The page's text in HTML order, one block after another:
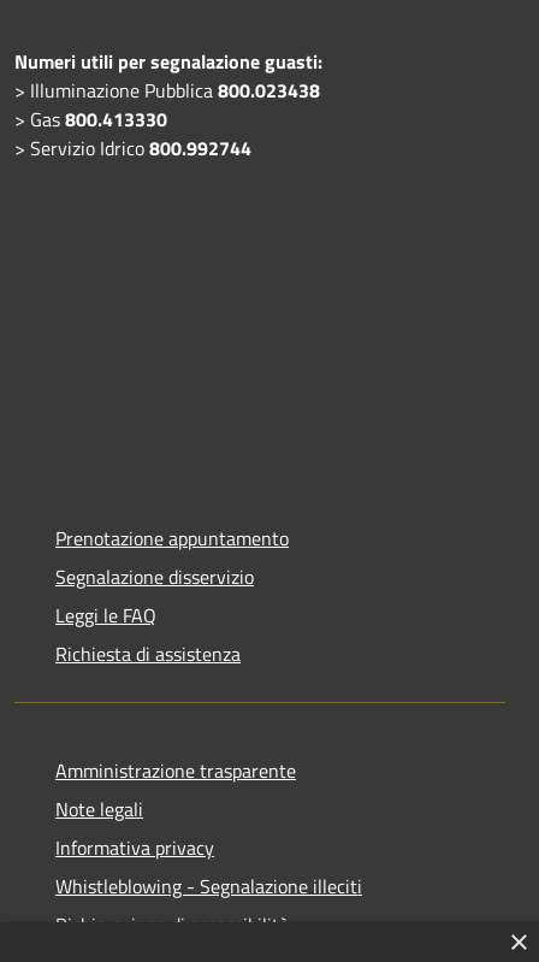
Numeri utili per segnalazione guasti:
> Illuminazione Pubblica800.023438
> Gas800.413330
> Servizio Idrico800.992744
Prenotazione appuntamento
Segnalazione disservizio
Leggi le FAQ
Richiesta di assistenza
Amministrazione trasparente
Note legali
Informativa privacy
Whistleblowing - Segnalazione illeciti
Dichiarazione di accessibilità
×